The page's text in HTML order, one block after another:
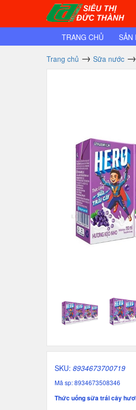
TRANG CHỦ SẢN
Trang chủ Sữa nước
SKU: 8934673700719
Mã sp: 8934673508346
Thức uống sữa trái cây